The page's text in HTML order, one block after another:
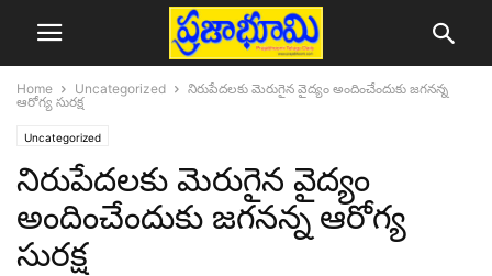
Home Uncategorized
నిరుపేదలకు మెరుగైన వైద్యం అందించేందుకు జగనన్న
ఆరోగ్య సురక్ష
Uncategorized
నిరుపేదలకు మెరుగైన వైద్యం
అందించేందుకు జగనన్న ఆరోగ్య
సురక్ష